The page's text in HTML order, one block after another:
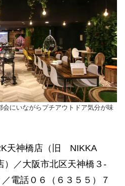
会にいながらプチアウトドア気分が味
天神橋店（旧 NIKKA
）／大阪市北区天神橋３-
電話０６（６３５５）７